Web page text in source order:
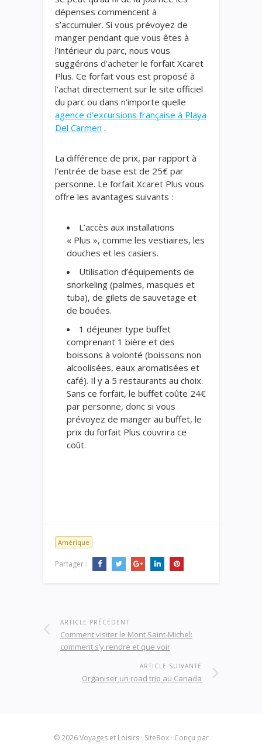
dépenses commencent à
s’accumuler. Si vous prévoyez de
manger pendant que vous êtes à
l’intérieur du parc, nous vous
suggérons d’acheter le forfait Xcaret
Plus. Ce forfait vous est proposé à
l’achat directement sur le site officiel
du parc ou dans n’importe quelle
agence d’excursions française à Playa
Del Carmen .
La différence de prix, par rapport à
l’entrée de base est de 25€ par
personne. Le forfait Xcaret Plus vous
offre les avantages suivants :
L’accès aux installations
« Plus », comme les vestiaires, les
douches et les casiers.
Utilisation d’équipements de
snorkeling (palmes, masques et
tuba), de gilets de sauvetage et
de bouées.
1 déjeuner type buffet
comprenant 1 bière et des
boissons à volonté (boissons non
alcoolisées, eaux aromatisées et
café). Il y a 5 restaurants au choix.
Sans ce forfait, le buffet coûte 24€
par personne, donc si vous
prévoyez de manger au buffet, le
prix du forfait Plus couvrira ce
coût.
Amérique
Partager :
ARTICLE PRÉCÉDENT
Comment visiter le Mont Saint-Michel:
comment s’y rendre et que voir
ARTICLE SUIVANTE
Organiser un road trip au Canada
© 2026Voyages et Loisirs· SiteBox· Conçu par